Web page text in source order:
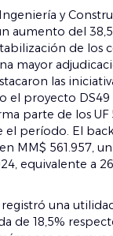
y
aumento del
de los
mayor
las
el proyecto DS49
parte de los UF
el período. El
MM$ 561.957, un
equivalente a
una
de 18,5%